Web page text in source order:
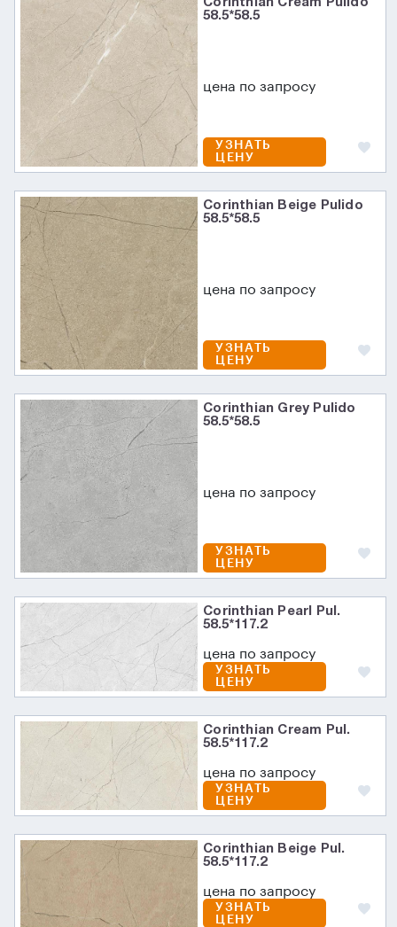
58.5*58.5
цена по запросу
УЗНАТЬ
ЦЕНУ
Corinthian Beige Pulido
58.5*58.5
цена по запросу
УЗНАТЬ
ЦЕНУ
Corinthian Grey Pulido
58.5*58.5
цена по запросу
УЗНАТЬ
ЦЕНУ
Corinthian Pearl Pul.
58.5*117.2
цена по запросу
УЗНАТЬ
ЦЕНУ
Corinthian Cream Pul.
58.5*117.2
цена по запросу
УЗНАТЬ
ЦЕНУ
Corinthian Beige Pul.
58.5*117.2
цена по запросу
УЗНАТЬ
ЦЕНУ